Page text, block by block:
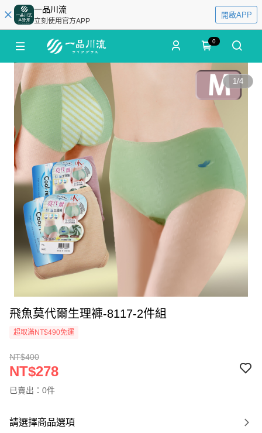
一品川流
立刻使用官方APP
開啟APP
0
1/4
飛魚莫代爾生理褲-8117-2件組
超取滿NT$490免運
NT$400
NT$278
已賣出：0件
請選擇商品選項